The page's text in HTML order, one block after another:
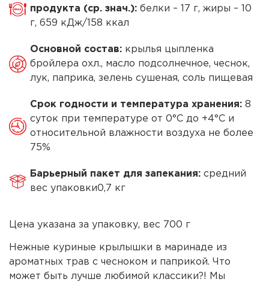
томатно-
пряном
для
запекания
продукта (ср. знач.): белки – 17 г, жиры – 10
г, 659 кДж/158 ккал
Основной состав: крылья цыпленка
бройлера охл., масло подсолнечное, чеснок,
лук, паприка, зелень сушеная, соль пищевая
Cрок годности и температура хранения: 8
суток при температуре от 0°С до +4°С и
относительной влажности воздуха не более
75%
Барьерный пакет для запекания: средний
вес упаковки0,7 кг
Цена указана за упаковку, вес 700 г
Нежные куриные крылышки в маринаде из
ароматных трав с чесноком и паприкой. Что
может быть лучше любимой классики?! Мы